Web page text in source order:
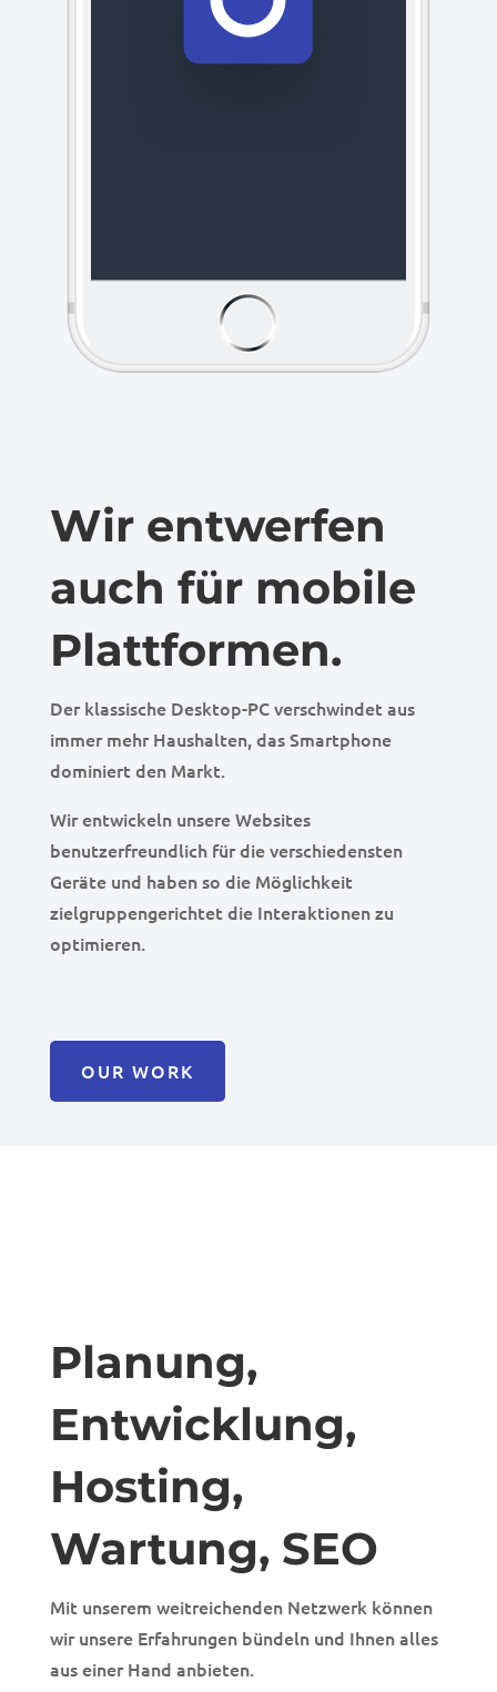
Wir entwerfen
auch für mobile
Plattformen.
Der klassische Desktop-PC verschwindet aus
immer mehr Haushalten, das Smartphone
dominiert den Markt.
Wir entwickeln unsere Websites
benutzerfreundlich für die verschiedensten
Geräte und haben so die Möglichkeit
zielgruppengerichtet die Interaktionen zu
optimieren.
OUR WORK
Planung,
Entwicklung,
Hosting,
Wartung, SEO
Mit unserem weitreichenden Netzwerk können
wir unsere Erfahrungen bündeln und Ihnen alles
aus einer Hand anbieten.